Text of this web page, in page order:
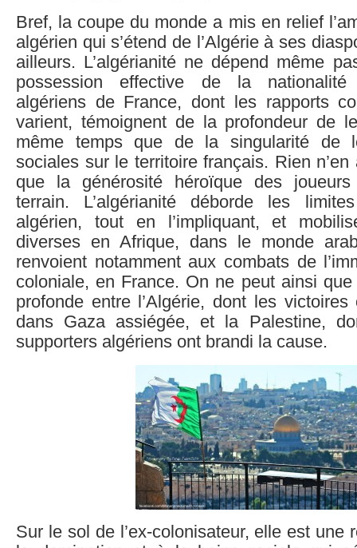
Bref, la coupe du monde a mis en relief
algérien qui s’étend de l’Algérie à ses
ailleurs. L’algérianité ne dépend même
possession effective de la nationalité
algériens de France, dont les rapports
varient, témoignent de la profondeur de
même temps que de la singularité de
sociales sur le territoire français. Rien
que la générosité héroïque des
terrain. L’algérianité déborde les
algérien, tout en l’impliquant, et
diverses en Afrique, dans le monde
renvoient notamment aux combats de
coloniale, en France. On ne peut ainsi que
profonde entre l’Algérie, dont les
dans Gaza assiégée, et la Palestine,
supporters algériens ont brandi la cause.
Sur le sol de l’ex-colonisateur, elle est une